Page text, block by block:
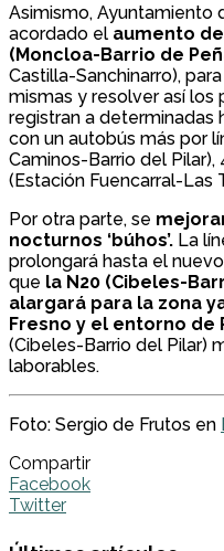
Asimismo, Ayuntamiento
acordado el aumento
(Moncloa-Barrio de
Castilla-Sanchinarro),
mismas y resolver así los
registran a determinadas
con un autobús más por
Caminos-Barrio del
(Estación Fuencarral-Las
Por otra parte, se
nocturnos ‘búhos’. La
prolongará hasta el
que la N20 (Cibeles-
alargará para la zona
Fresno y el entorno de
(Cibeles-Barrio del Pilar)
laborables.
Foto: Sergio de Frutos en
Compartir
Facebook
Twitter